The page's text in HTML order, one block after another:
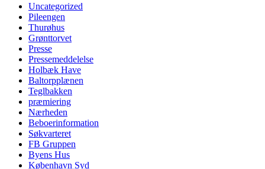
Uncategorized
Pileengen
Thurøhus
Grønttorvet
Presse
Pressemeddelelse
Holbæk Have
Baltorpplænen
Teglbakken
præmiering
Nærheden
Beboerinformation
Søkvarteret
FB Gruppen
Byens Hus
København Syd